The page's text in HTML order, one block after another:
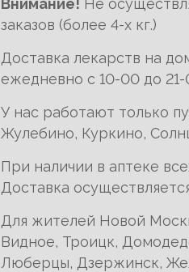
Внимание! Не
заказов (более 4-х кг.)
Доставка лекарств на
ежедневно с 10-00 до
У нас работают только
Жулебино, Куркино,
При наличии в аптеке
Доставка
Для жителей Новой
Видное, Троицк,
Люберцы, Дзержинск,